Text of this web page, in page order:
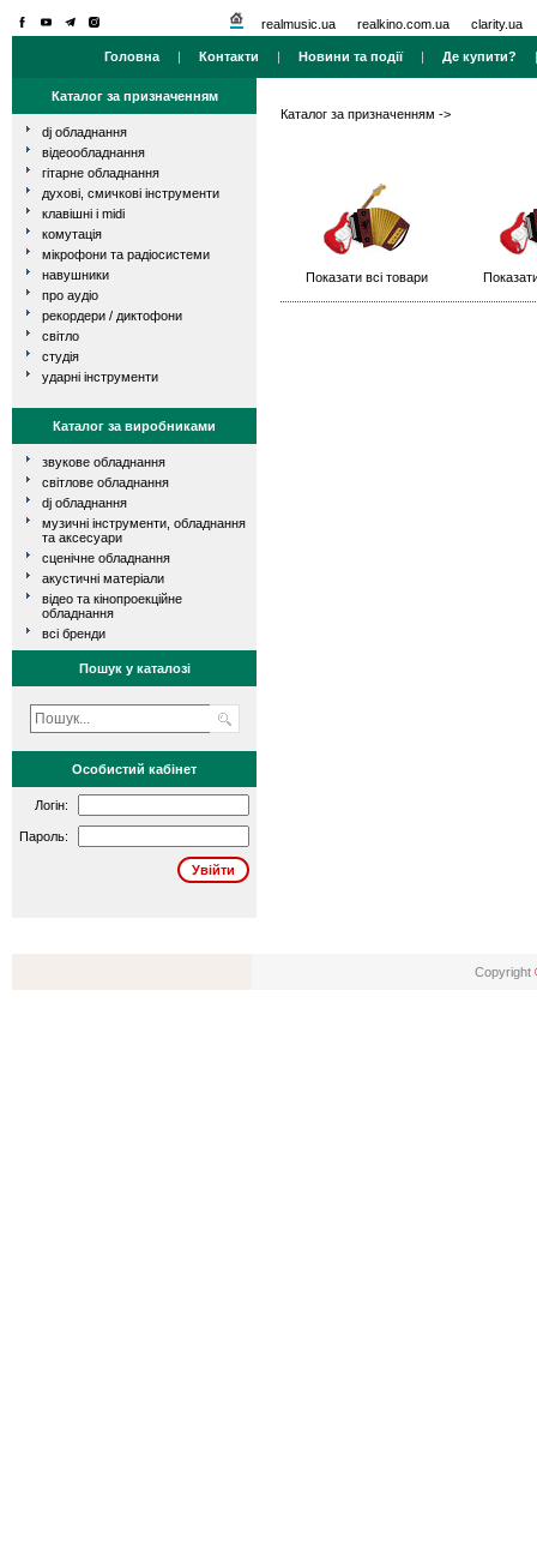
realmusic.ua realkino.com.ua clarity.ua
Головна | Контакти | Новини та події| Де купити?
Каталог за призначенням
dj обладнання
відеообладнання
гітарне обладнання
духові, смичкові інструменти
клавішні і midi
комутація
мікрофони та радіосистеми
навушники
про аудіо
рекордери / диктофони
світло
студія
ударні інструменти
Каталог за виробниками
звукове обладнання
світлове обладнання
dj обладнання
музичні інструменти, обладнання
та аксесуари
сценічне обладнання
акустичні матеріали
відео та кінопроекційне
обладнання
всі бренди
Пошук у каталозі
Особистий кабінет
Логін:
Пароль:
Каталог за призначенням ->
Показати всі товари
Copyright